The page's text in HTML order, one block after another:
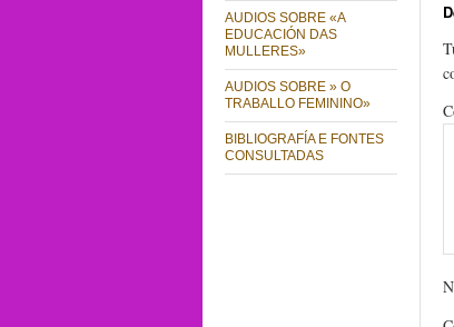
AUDIOS SOBRE «A
EDUCACIÓN DAS
MULLERES»
AUDIOS SOBRE » O
TRABALLO FEMININO»
BIBLIOGRAFÍA E FONTES
CONSULTADAS